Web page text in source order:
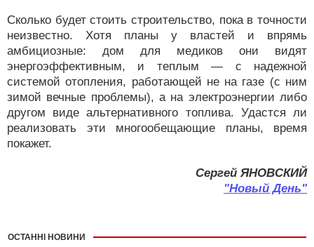
Сколько будет стоить строительство, пока в точности
неизвестно. Хотя планы у властей и впрямь
амбициозные: дом для медиков они видят
энергоэффективным, и теплым — с надежной
системой отопления, работающей не на газе (с ним
зимой вечные проблемы), а на электроэнергии либо
другом виде альтернативного топлива. Удастся ли
реализовать эти многообещающие планы, время
покажет.
Сергей ЯНОВСКИЙ
"Новый День"
ОСТАННІ НОВИНИ